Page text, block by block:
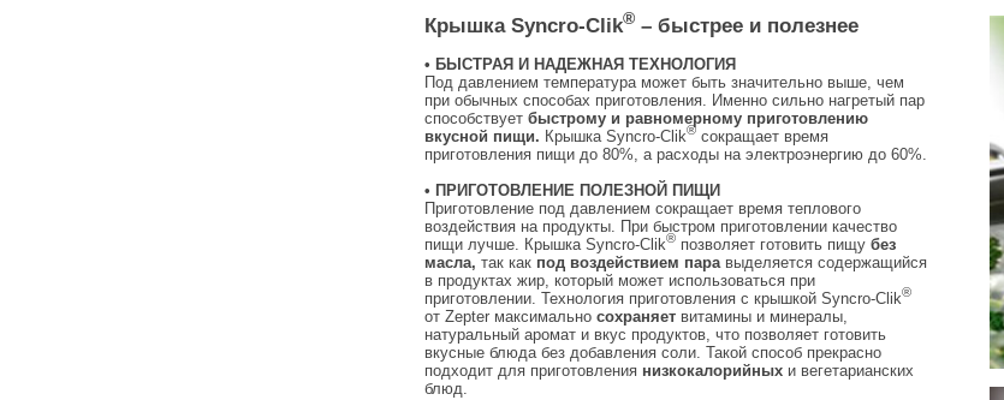
Крышка Syncro-Clik® – быстрее и полезнее
• БЫСТРАЯ И НАДЕЖНАЯ ТЕХНОЛОГИЯ
Под давлением температура может быть значительно выше, чем
при обычных способах приготовления. Именно сильно нагретый пар
способствует быстрому и равномерному приготовлению
вкусной пищи. Крышка Syncro-Clik® сокращает время
приготовления пищи до 80%, а расходы на электроэнергию до 60%.
• ПРИГОТОВЛЕНИЕ ПОЛЕЗНОЙ ПИЩИ
Приготовление под давлением сокращает время теплового
воздействия на продукты. При быстром приготовлении качество
пищи лучше. Крышка Syncro-Clik® позволяет готовить пищу без
масла, так как под воздействием паравыделяется содержащийся
в продуктах жир, который может использоваться при
приготовлении. Технология приготовления с крышкой Syncro-Clik®
от Zepter максимально сохраняет витамины и минералы,
натуральный аромат и вкус продуктов, что позволяет готовить
вкусные блюда без добавления соли. Такой способ прекрасно
подходит для приготовления низкокалорийных и вегетарианских
блюд.